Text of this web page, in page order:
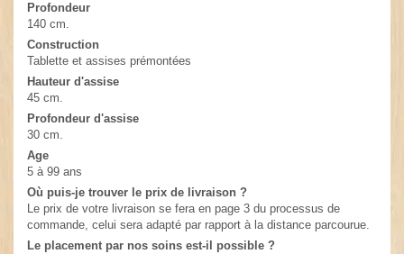
Profondeur
140 cm.
Construction
Tablette et assises prémontées
Hauteur d'assise
45 cm.
Profondeur d'assise
30 cm.
Age
5 à 99 ans
Où puis-je trouver le prix de livraison ?
Le prix de votre livraison se fera en page 3 du processus de
commande, celui sera adapté par rapport à la distance parcourue.
Le placement par nos soins est-il possible ?